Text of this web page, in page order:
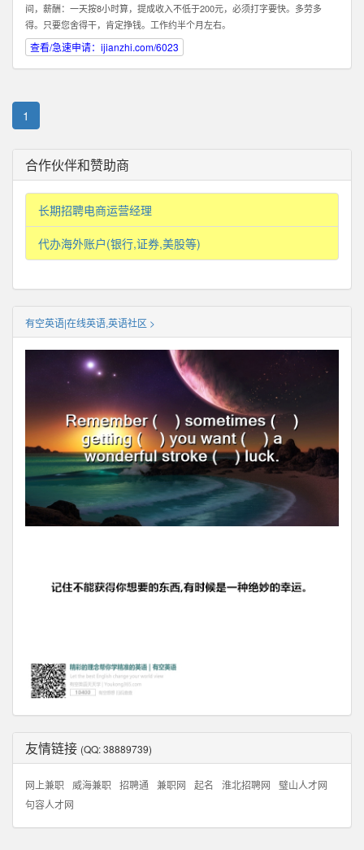
间，薪酬：一天按8小时算，提成收入不低于200元，必须打字要快。多劳多
得。只要您舍得干，肯定挣钱。工作约半个月左右。
查看/急速申请：ijianzhi.com/6023
1
合作伙伴和赞助商
长期招聘电商运营经理
代办海外账户(银行,证券,美股等)
有空英语|在线英语,英语社区 >
友情链接 (QQ: 38889739)
网上兼职 威海兼职 招聘通 兼职网 起名 淮北招聘网
璧山人才网
句容人才网